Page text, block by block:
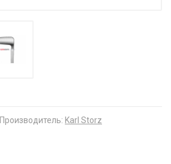
Производитель: Karl Storz